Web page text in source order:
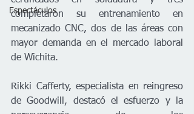
Espectáculos
completaron su entrenamiento en
mecanizado CNC, dos de las áreas con
mayor demanda en el mercado laboral
de Wichita.
Rikki Cafferty, especialista en reingreso
de Goodwill, destacó el esfuerzo y la